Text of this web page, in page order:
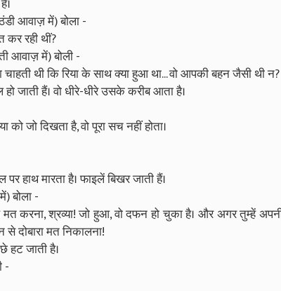
आवाज़ में) बोला -
कर रही थीं?
आवाज़ में) बोली -
चाहती थी कि रिया के साथ क्या हुआ था... वो आपकी बहन जैसी थी न?
जाती हैं। वो धीरे-धीरे उसके करीब आता है।
को जो दिखता है, वो पूरा सच नहीं होता।
हाथ मारता है। फाइलें बिखर जाती हैं।
बोला -
करना, श्रव्या! जो हुआ, वो दफन हो चुका है। और अगर तुम्हें अपनी
दोबारा मत निकालना!
हट जाती है।
-